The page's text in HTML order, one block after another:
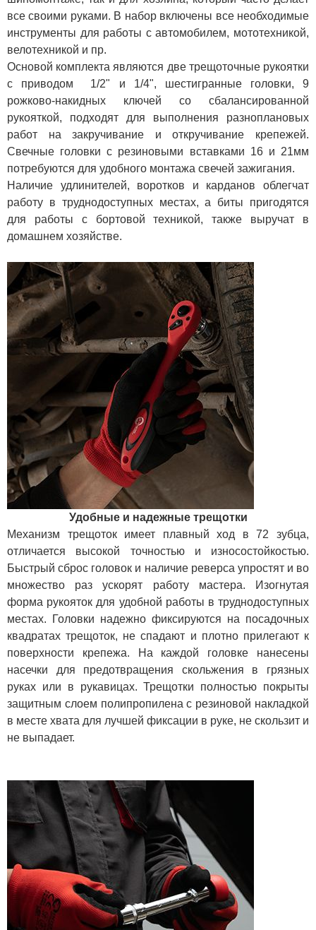
все своими руками. В набор включены все необходимые
инструменты для работы с автомобилем, мототехникой,
велотехникой и пр.
Основой комплекта являются две трещоточные рукоятки
с приводом 1/2" и 1/4", шестигранные головки, 9
рожково-накидных ключей со сбалансированной
рукояткой, подходят для выполнения разноплановых
работ на закручивание и откручивание крепежей.
Свечные головки с резиновыми вставками 16 и 21мм
потребуются для удобного монтажа свечей зажигания.
Наличие удлинителей, воротков и карданов облегчат
работу в труднодоступных местах, а биты пригодятся
для работы с бортовой техникой, также выручат в
домашнем хозяйстве.
Удобные и надежные трещотки
Механизм трещоток имеет плавный ход в 72 зубца,
отличается высокой точностью и износостойкостью.
Быстрый сброс головок и наличие реверса упростят и во
множество раз ускорят работу мастера. Изогнутая
форма рукояток для удобной работы в труднодоступных
местах. Головки надежно фиксируются на посадочных
квадратах трещоток, не спадают и плотно прилегают к
поверхности крепежа. На каждой головке нанесены
насечки для предотвращения скольжения в грязных
руках или в рукавицах. Трещотки полностью покрыты
защитным слоем полипропилена с резиновой накладкой
в месте хвата для лучшей фиксации в руке, не скользит и
не выпадает.